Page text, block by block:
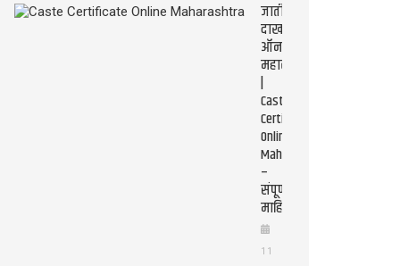
जातीचा
दाखला
ऑनलाइन
महाराष्ट्र
|
Caste
Certificate
Online
Maharashtra
–
संपूर्ण
माहिती
11